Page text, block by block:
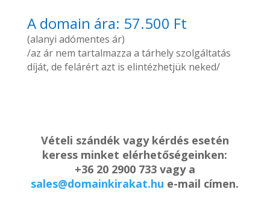
A domain ára: 57.500 Ft
(alanyi adómentes ár)
/az ár nem tartalmazza a tárhely szolgáltatás
díját, de felárért azt is elintézhetjük neked/
Vételi szándék vagy kérdés esetén
keress minket elérhetőségeinken:
+36 20 2900 733 vagy a
sales@domainkirakat.hu e-mail címen.